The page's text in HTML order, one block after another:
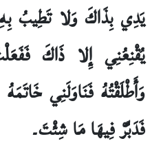
يَدِي بِذَاكَ وَلا تَطِيبُ
يُقْنِعُنِي إِلا ذَاكَ
وَأَطْلَقْتُهُ فَنَاوَلَنِي
فَدَبِّرْ فِيهَا مَا شِئْتَ۔